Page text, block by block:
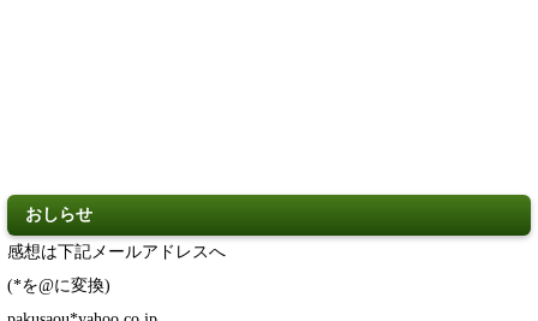
おしらせ
感想は下記メールアドレスへ
(*を@に変換)